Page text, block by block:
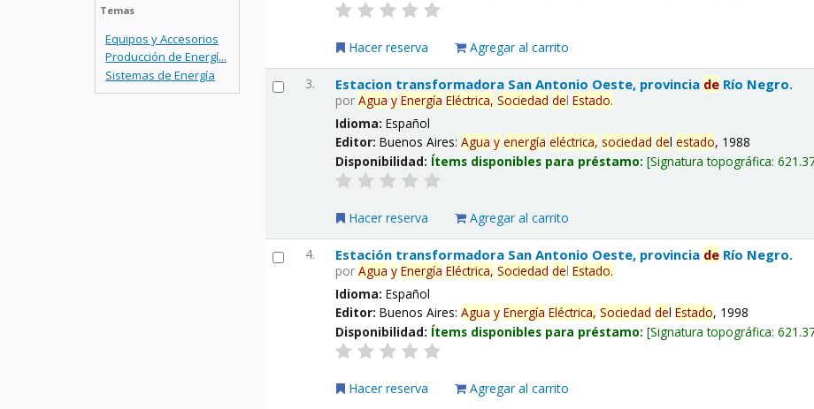
Temas
Equipos y Accesorios
Producción de Energí...
Sistemas de Energía
Hacer reserva Agregar al carrito
3. Estacion transformadora San Antonio Oeste, provincia de Río Negro.
porAgua y Energía Eléctrica, Sociedad delEstado.
Idioma:Español
Editor:Buenos Aires:Agua y energía eléctrica, sociedad delestado, 1988
Disponibilidad: Ítems disponibles para préstamo: Signatura topográfica:
Hacer reserva Agregar al carrito
4. Estación transformadora San Antonio Oeste, provincia de Río Negro.
porAgua y Energía Eléctrica, Sociedad delEstado.
Idioma:Español
Editor:Buenos Aires:Agua y Energía Eléctrica, Sociedad delEstado, 1998
Disponibilidad: Ítems disponibles para préstamo: Signatura topográfica:
Hacer reserva Agregar al carrito